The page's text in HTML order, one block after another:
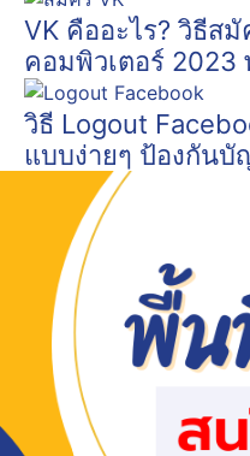
VK คืออะไร? วิธีส
คอมพิวเตอร์ 2023
วิธี Logout
แบบง่ายๆ ป้องกัน